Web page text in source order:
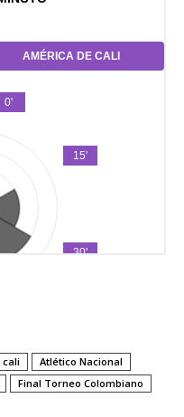
Atlético Nacional
Final Torneo Colombiano